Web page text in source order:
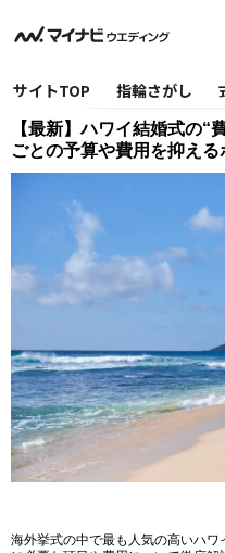
サイトTOP 指輪さがし
【最新】ハワイ結婚式の“
ごとの予算や費用を抑え
海外挙式の中で最も人気の高いハ